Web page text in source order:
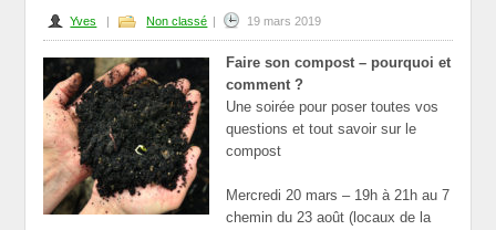
Yves | Non classé | 19 mars 2019
Faire son compost – pourquoi et
comment ?
Une soirée pour poser toutes vos
questions et tout savoir sur le
compost
Mercredi 20 mars – 19h à 21h au 7
chemin du 23 août (locaux de la